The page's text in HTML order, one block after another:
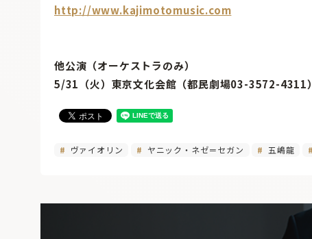
http://www.kajimotomusic.com
他公演（オーケストラのみ）
5/31（火）東京文化会館（都民劇場03-3572-4311）
ヴァイオリン ヤニック・ネゼ＝セガン 五嶋龍